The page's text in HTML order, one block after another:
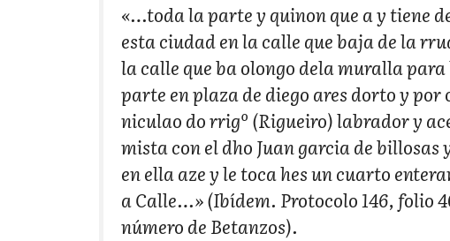
«…toda la parte y quinon que a y tiene
esta ciudad en la calle que baja de la
la calle que ba olongo dela muralla
parte en plaza de diego ares dorto y
niculao do rrigº (Rigueiro) labrador y
mista con el dho Juan garcia de billosas
en ella aze y le toca hes un cuarto
a Calle…» (Ibídem. Protocolo 146, folio
número de Betanzos).